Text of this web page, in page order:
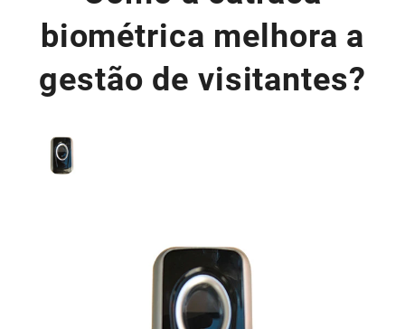
biométrica melhora a
gestão de visitantes?